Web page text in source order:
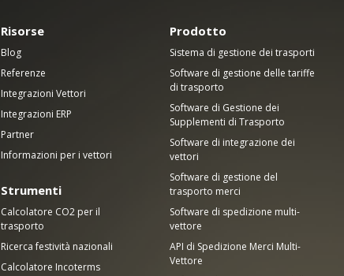
Risorse
Blog
Referenze
Integrazioni Vettori
Integrazioni ERP
Partner
Informazioni per i vettori
Strumenti
Calcolatore CO2 per il
trasporto
Ricerca festività nazionali
Calcolatore Incoterms
Prodotto
Sistema di gestione dei trasporti
Software di gestione delle tariffe
di trasporto
Software di Gestione dei
Supplementi di Trasporto
Software di integrazione dei
vettori
Software di gestione del
trasporto merci
Software di spedizione multi-
vettore
API di Spedizione Merci Multi-
Vettore